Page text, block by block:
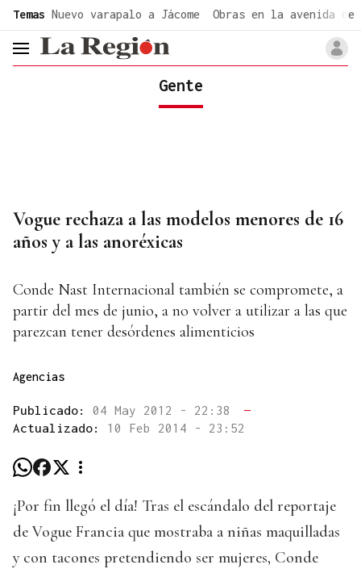
Temas Nuevo varapalo a Jácome Obras en la avenida de
header.menu.open
Gente
Vogue rechaza a las modelos menores de 16
años y a las anoréxicas
Conde Nast Internacional también se compromete, a
partir del mes de junio, a no volver a utilizar a las que
parezcan tener desórdenes alimenticios
Agencias
Publicado: 04 May 2012 - 22:38
—
Actualizado: 10 Feb 2014 - 23:52
¡Por fin llegó el día! Tras el escándalo del reportaje
de Vogue Francia que mostraba a niñas maquilladas
y con tacones pretendiendo ser mujeres, Conde